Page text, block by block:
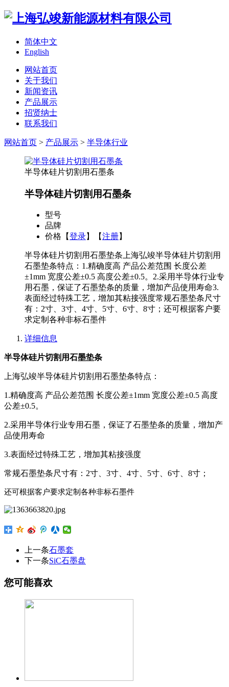
简体中文
English
网站首页
关于我们
新闻资讯
产品展示
招贤纳士
联系我们
网站首页 > 产品展示 > 半导体行业
半导体硅片切割用石墨条
半导体硅片切割用石墨条
型号
品牌
价格 【登录】【注册】
半导体硅片切割用石墨垫条上海弘竣半导体硅片切割用
石墨垫条特点：1.精确度高 产品公差范围 长度公差
±1mm 宽度公差±0.5 高度公差±0.5。2.采用半导体行业专
用石墨，保证了石墨垫条的质量，增加产品使用寿命3.
表面经过特殊工艺，增加其粘接强度常规石墨垫条尺寸
有：2寸、3寸、4寸、5寸、6寸、8寸；还可根据客户要
求定制各种非标石墨件
详细信息
半导体硅片切割用石墨垫条
上海弘竣半导体硅片切割用石墨垫条特点：
1.精确度高 产品公差范围 长度公差±1mm 宽度公差±0.5 高度
公差±0.5。
2.采用半导体行业专用石墨，保证了石墨垫条的质量，增加产
品使用寿命
3.表面经过特殊工艺，增加其粘接强度
常规石墨垫条尺寸有： 2寸、3寸、4寸、5寸、6寸、8寸；
还可根据客户要求定制各种非标石墨件
上一条石墨套
下一条SiC石墨盘
您可能喜欢